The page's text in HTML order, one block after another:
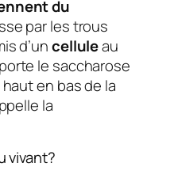
du
par les trous
d’uncelluleau
le saccharose
en bas de la
la
vivant?